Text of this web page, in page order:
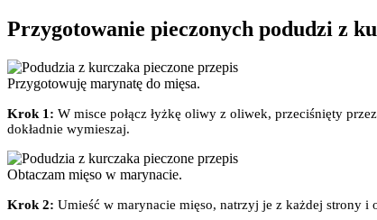
Przygotowanie pieczonych podudzi z
Przygotowuję marynatę do mięsa.
Krok 1: W misce połącz łyżkę oliwy z oliwek, przeciśnięty
dokładnie wymieszaj.
Obtaczam mięso w marynacie.
Krok 2: Umieść w marynacie mięso, natrzyj je z każdej strony